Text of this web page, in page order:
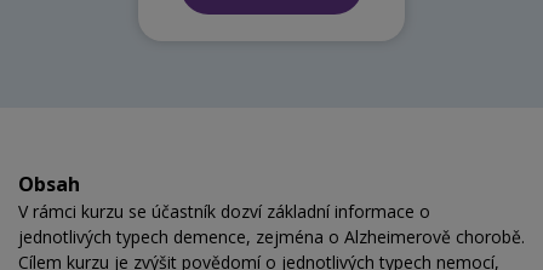
Obsah
V rámci kurzu se účastník dozví základní informace o
jednotlivých typech demence, zejména o Alzheimerově chorobě.
Cílem kurzu je zvýšit povědomí o jednotlivých typech nemocí,